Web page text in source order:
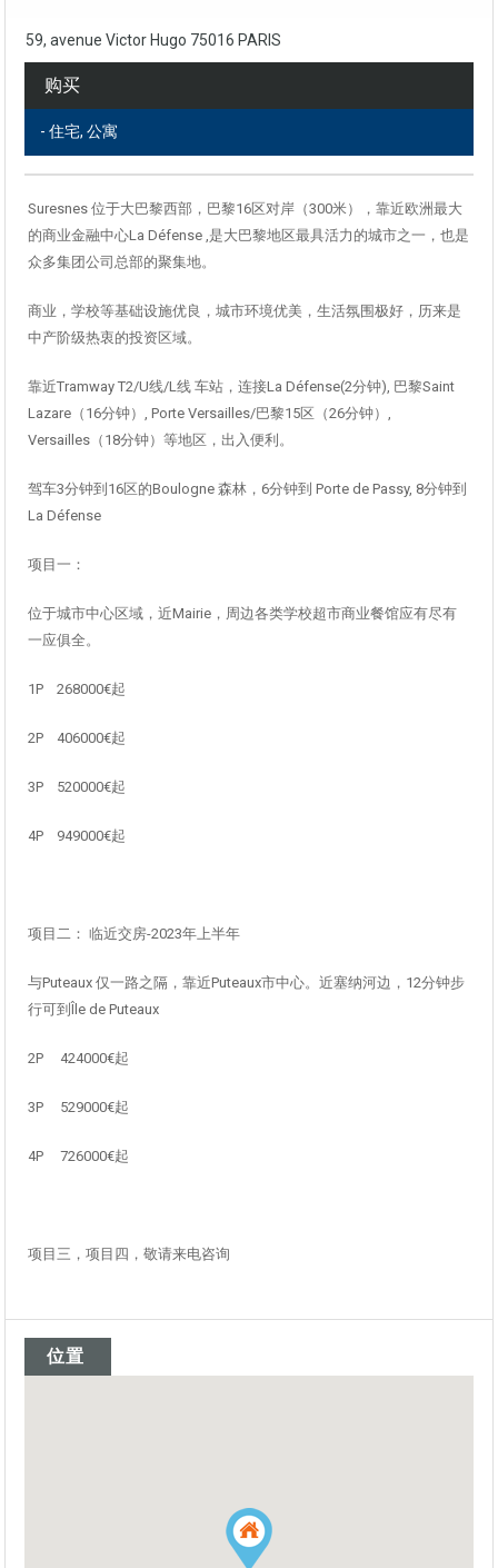
59, avenue Victor Hugo 75016 PARIS
购买
- 住宅, 公寓
Suresnes 位于大巴黎西部，巴黎16区对岸（300米），靠近欧洲最大
的商业金融中心La Défense ,是大巴黎地区最具活力的城市之一，也是
众多集团公司总部的聚集地。
商业，学校等基础设施优良，城市环境优美，生活氛围极好，历来是
中产阶级热衷的投资区域。
靠近Tramway T2/U线/L线 车站，连接La Défense(2分钟), 巴黎Saint
Lazare（16分钟）, Porte Versailles/巴黎15区（26分钟）,
Versailles（18分钟）等地区，出入便利。
驾车3分钟到16区的Boulogne 森林，6分钟到 Porte de Passy, 8分钟到
La Défense
项目一：
位于城市中心区域，近Mairie，周边各类学校超市商业餐馆应有尽有
一应俱全。
1P 268000€起
2P 406000€起
3P 520000€起
4P 949000€起
项目二： 临近交房-2023年上半年
与Puteaux 仅一路之隔，靠近Puteaux市中心。近塞纳河边，12分钟步
行可到Île de Puteaux
2P 424000€起
3P 529000€起
4P 726000€起
项目三，项目四，敬请来电咨询
位置